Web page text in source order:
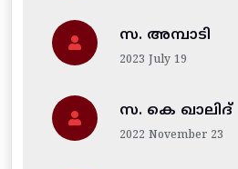
സ. അമ്പാടി
2023 July 19
സ. കെ ഖാലിദ്
2022 November 23